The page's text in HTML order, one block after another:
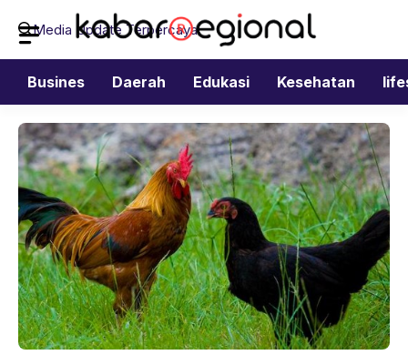
isi
Media Update Terpercaya
Busines Daerah Edukasi Kesehatan